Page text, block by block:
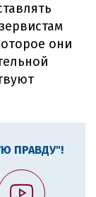
они
ПРАВДУ"!